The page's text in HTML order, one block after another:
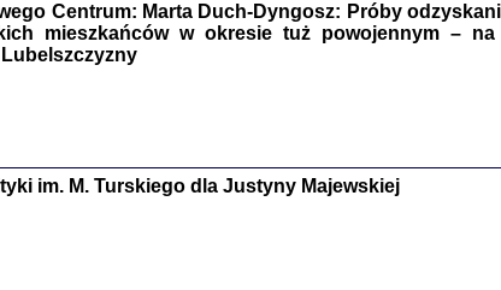
red. i wstęp Barbara Engelking, Jan
Centrum: Marta Duch-Dyngosz: Próby
mieszkańców w okresie tuż powojennym – na
im. M. Turskiego dla Justyny Majewskiej